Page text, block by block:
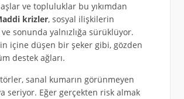
ve topluluklar bu yıkımdan
krizler, sosyal ilişkilerin
sonunda yalnızlığa sürüklüyor.
içine düşen bir şeker gibi, gözden
destek ağları.
sanal kumarın görünmeyen
seriyor. Eğer gerçekten risk almak